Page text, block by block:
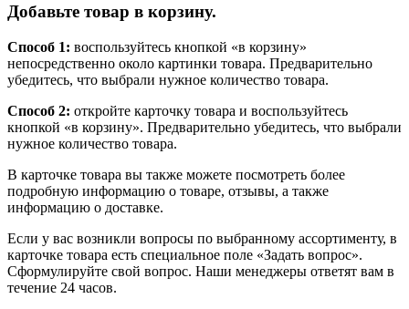
Добавьте товар в корзину.
Способ 1: воспользуйтесь кнопкой «в корзину»
непосредственно около картинки товара. Предварительно
убедитесь, что выбрали нужное количество товара.
Способ 2: откройте карточку товара и воспользуйтесь
кнопкой «в корзину». Предварительно убедитесь, что выбрали
нужное количество товара.
В карточке товара вы также можете посмотреть более
подробную информацию о товаре, отзывы, а также
информацию о доставке.
Если у вас возникли вопросы по выбранному ассортименту, в
карточке товара есть специальное поле «Задать вопрос».
Сформулируйте свой вопрос. Наши менеджеры ответят вам в
течение 24 часов.